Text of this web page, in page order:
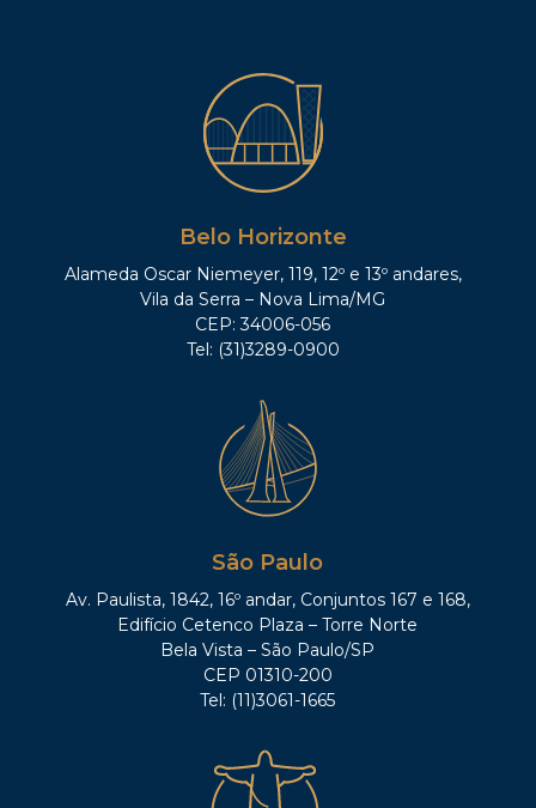
Belo Horizonte
Alameda Oscar Niemeyer, 119, 12º e 13º andares,
Vila da Serra – Nova Lima/MG
CEP: 34006-056
Tel: (31)3289-0900
São Paulo
Av. Paulista, 1842, 16º andar, Conjuntos 167 e 168,
Edifício Cetenco Plaza – Torre Norte
Bela Vista – São Paulo/SP
CEP 01310-200
Tel: (11)3061-1665